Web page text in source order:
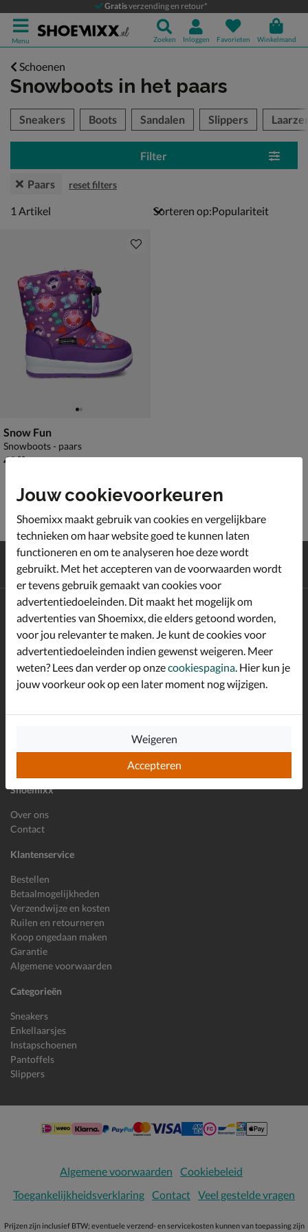
Gratisverzending en retour*
Menu Zoeken Inloggen Favorieten Winkelmand
Schoenen
Snowboots in het paars
over
Sneakers Boots Sandalen Slippers
Filter
Paars reset filters
1 artikel
1 Artikel Sorteren op:
Snow Fun
Snowboots - paars
€ 49,99
49,99
Gratisverzending en retour*
Achterafbetalen
Shoemixx
Over ons
Contact
Klantenservice
Bestellen
Betaalmogelijkheden
Verzendwijze en kosten
Ruilen en retourneren
Koop ongedaan maken
Garantie
Algemene voorwaarden
Categorieën
Sneakers
Enkellaarsjes
Instapschoenen
Pantoffels
Slippers
Altijd op de hoogte zijn?
Schrijf je in voor de Shoemixx nieuwsbrief en ontvang €10,-
welkomstkorting!*
E-mailadres
Algemene voorwaarden
Cookiebeleid
Toegankelijkheidsverklaring Contact Veel gestelde vragen
Prijzen zijn inclusief BTW; eventuele verzend- en servicekosten kunnen van toepassing zijn
Jouw cookievoorkeuren
Shoemixx maakt gebruik van cookies en vergelijkbare
technieken om haar website goed te kunnen laten
functioneren en om te analyseren hoe deze wordt
gebruikt. Met het accepteren van de voorwaarden wordt
er tevens gebruik gemaakt van cookies voor
advertentiedoeleinden. Dit maakt het mogelijk om
advertenties van Shoemixx, die elders getoond worden,
voor jou relevanter te maken. Je kunt de cookies voor
advertentiedoeleinden indien gewenst weigeren. Meer
weten? Lees dan verder op onzecookiespagina . Hier kun je
jouw voorkeur ook op een later moment nog wijzigen.
Accepteren
Weigeren